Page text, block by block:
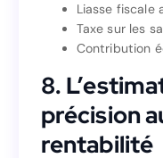
Liasse fiscale
Taxe sur les
Contribution
8.
précision
rentabilité
Déclaration
Contribution
8.